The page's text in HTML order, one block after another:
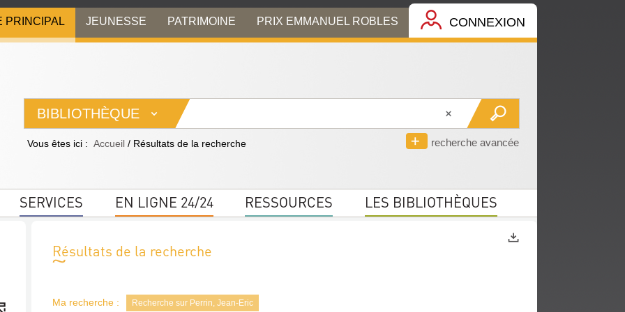
PRINCIPAL JEUNESSE PATRIMOINE PRIX EMMANUEL ROBLES CONNEXION
BIBLIOTHÈQUE
recherche avancée
Vous êtes ici : Accueil / Résultats de la recherche
SERVICES EN LIGNE 24/24 RESSOURCES LES BIBLIOTHÈQUES
Résultats de la recherche
Ma recherche : Recherche sur Perrin, Jean-Eric